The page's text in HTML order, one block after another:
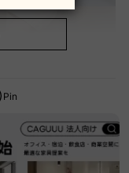
Pin